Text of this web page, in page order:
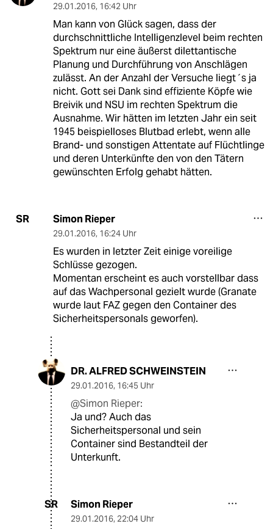
29.01.2016, 16:42 Uhr
Man kann von Glück sagen, dass der
durchschnittliche Intelligenzlevel beim rechten
Spektrum nur eine äußerst dilettantische
Planung und Durchführung von Anschlägen
zulässt. An der Anzahl der Versuche liegt´s ja
nicht. Gott sei Dank sind effiziente Köpfe wie
Breivik und NSU im rechten Spektrum die
Ausnahme. Wir hätten im letzten Jahr ein seit
1945 beispielloses Blutbad erlebt, wenn alle
Brand- und sonstigen Attentate auf Flüchtlinge
und deren Unterkünfte den von den Tätern
gewünschten Erfolg gehabt hätten.
SR Simon Rieper
29.01.2016, 16:24 Uhr
Es wurden in letzter Zeit einige voreilige
Schlüsse gezogen.
Momentan erscheint es auch vorstellbar dass
auf das Wachpersonal gezielt wurde (Granate
wurde laut FAZ gegen den Container des
Sicherheitspersonals geworfen).
DR. ALFRED SCHWEINSTEIN
29.01.2016, 16:45 Uhr
@Simon Rieper:
Ja und? Auch das
Sicherheitspersonal und sein
Container sind Bestandteil der
Unterkunft.
SR Simon Rieper
29.01.2016, 22:04 Uhr